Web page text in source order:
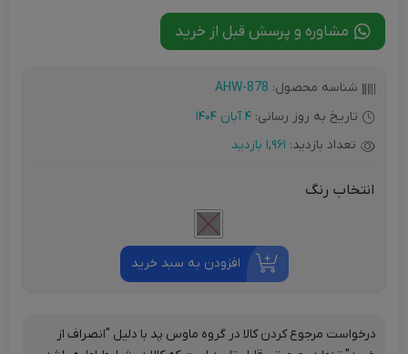
مشاوره و پرسش قبل از خرید
شناسه محصول: AHW-878
تاریخ به روز رسانی: 4 آبان 1404
تعداد بازدید: 1,961 بازدید
انتخاب رنگ
افزودن به سبد خرید
درخواست مرجوع کردن کالا در گروه ماوس پد با دلیل "انصراف از